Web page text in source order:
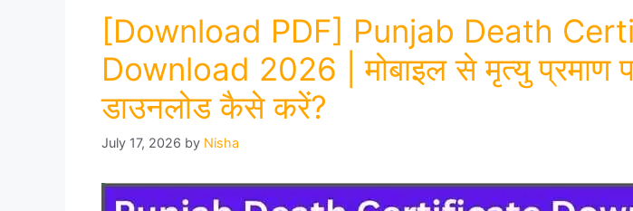
[Download PDF] Punjab Death
Download 2026 | मोबाइल से मृत्यु प्रमाण
डाउनलोड कैसे करें?
July 17, 2026 by Nisha